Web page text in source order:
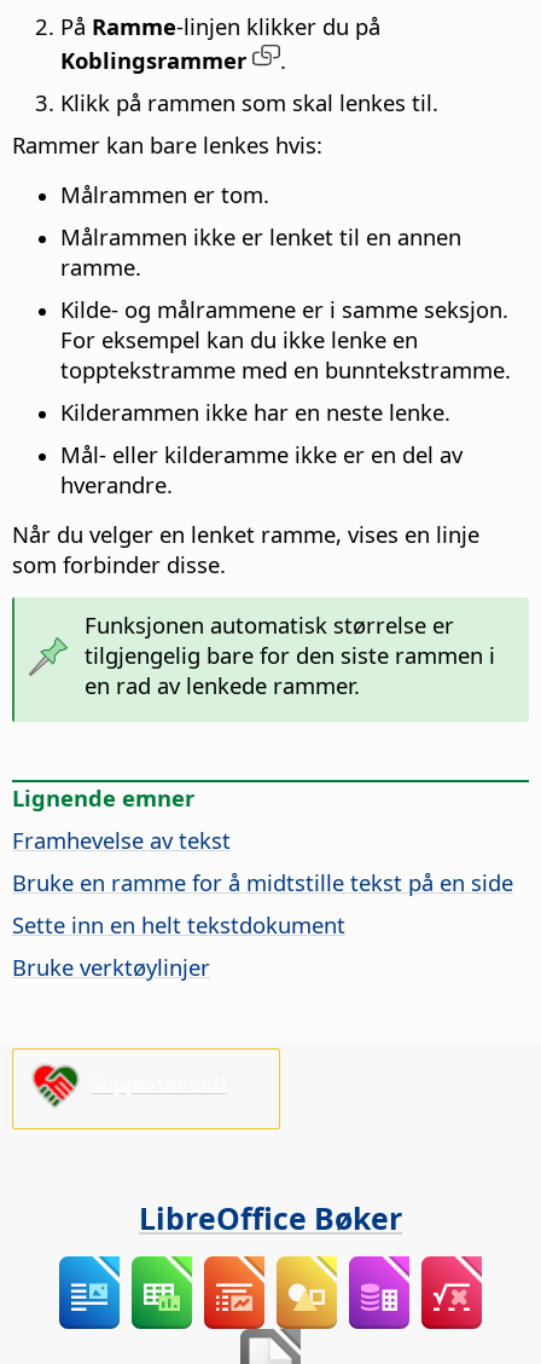
På Ramme-linjen klikker du på
Koblingsrammer
.
Klikk på rammen som skal lenkes til.
Rammer kan bare lenkes hvis:
Målrammen er tom.
Målrammen ikke er lenket til en annen
ramme.
Kilde- og målrammene er i samme seksjon.
For eksempel kan du ikke lenke en
topptekstramme med en bunntekstramme.
Kilderammen ikke har en neste lenke.
Mål- eller kilderamme ikke er en del av
hverandre.
Når du velger en lenket ramme, vises en linje
som forbinder disse.
Funksjonen automatisk størrelse er
tilgjengelig bare for den siste rammen i
en rad av lenkede rammer.
Lignende emner
Framhevelse av tekst
Bruke en ramme for å midtstille tekst på en side
Sette inn en helt tekstdokument
Bruke verktøylinjer
LibreOffice Bøker